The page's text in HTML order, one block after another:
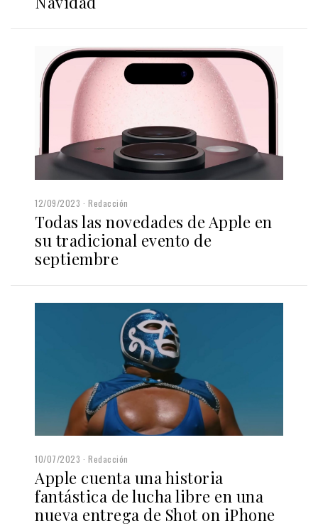
12/09/2023 Redacción
Todas las novedades de Apple en
su tradicional evento de
septiembre
10/07/2023 Redacción
Apple cuenta una historia
fantástica de lucha libre en una
nueva entrega de Shot on iPhone